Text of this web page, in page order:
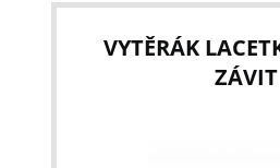
VYTĚRÁK
ZÁVIT